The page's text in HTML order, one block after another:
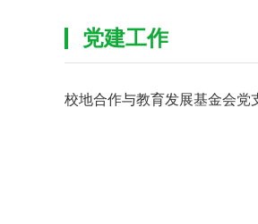
党建工作
校地合作与教育发展基金会党